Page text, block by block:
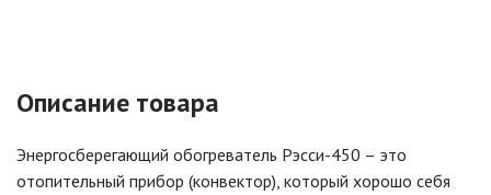
Описание товара
Энергосберегающий обогреватель Рэсси-450 – это
отопительный прибор (конвектор), который хорошо себя